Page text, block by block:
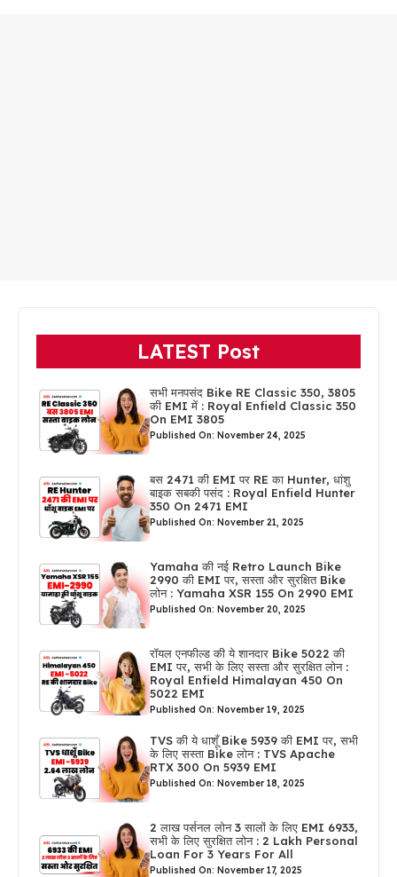
LATEST Post
सभी मनपसंद Bike RE Classic 350, 3805
की EMI में : Royal Enfield Classic 350
On EMI 3805
Published On: November 24, 2025
बस 2471 की EMI पर RE का Hunter, धांशु
बाइक सबकी पसंद : Royal Enfield Hunter
350 On 2471 EMI
Published On: November 21, 2025
Yamaha की नई Retro Launch Bike
2990 की EMI पर, सस्ता और सुरक्षित Bike
लोन : Yamaha XSR 155 On 2990 EMI
Published On: November 20, 2025
रॉयल एनफील्ड की ये शानदार Bike 5022 की
EMI पर, सभी के लिए सस्ता और सुरक्षित लोन :
Royal Enfield Himalayan 450 On
5022 EMI
Published On: November 19, 2025
TVS की ये धाशूँ Bike 5939 की EMI पर, सभी
के लिए सस्ता Bike लोन : TVS Apache
RTX 300 On 5939 EMI
Published On: November 18, 2025
2 लाख पर्सनल लोन 3 सालों के लिए EMI 6933,
सभी के लिए सुरक्षित लोन : 2 Lakh Personal
Loan For 3 Years For All
Published On: November 17, 2025